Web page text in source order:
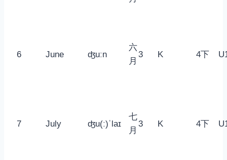
6 June ʤuːn
六
月
3 K 4下
7 July ʤu(ː)ˈlaɪ
七
月
3 K 4下